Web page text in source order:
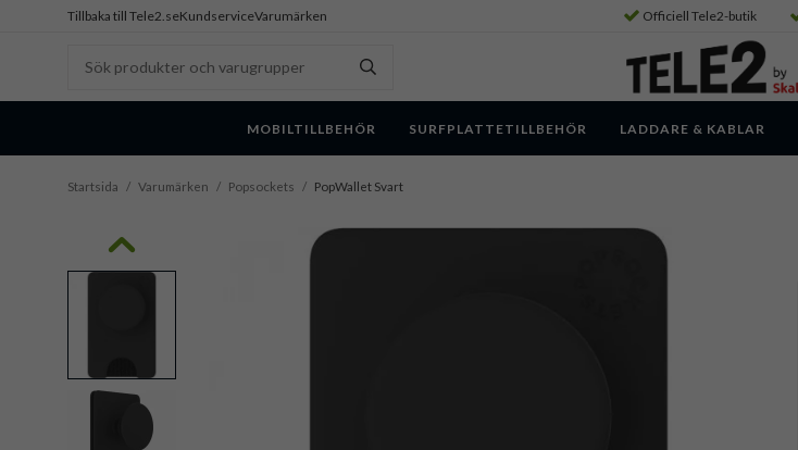
Tillbaka till Tele2.seKundserviceVarumärken Officiell Tele2-butik
MOBILTILLBEHÖR SURFPLATTETILLBEHÖR LADDARE & KABLAR
Startsida / Varumärken / Popsockets / PopWallet Svart